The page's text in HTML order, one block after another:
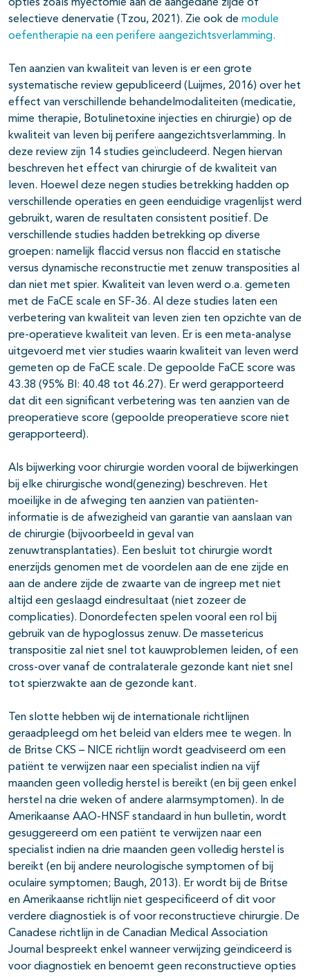
opties zoals myectomie aan de aangedane zijde of
selectieve denervatie (Tzou, 2021). Zie ook de module
oefentherapie na een perifere aangezichtsverlamming.
Ten aanzien van kwaliteit van leven is er een grote
systematische review gepubliceerd (Luijmes, 2016) over het
effect van verschillende behandelmodaliteiten (medicatie,
mime therapie, Botulinetoxine injecties en chirurgie) op de
kwaliteit van leven bij perifere aangezichtsverlamming. In
deze review zijn 14 studies geïncludeerd. Negen hiervan
beschreven het effect van chirurgie of de kwaliteit van
leven. Hoewel deze negen studies betrekking hadden op
verschillende operaties en geen eenduidige vragenlijst werd
gebruikt, waren de resultaten consistent positief. De
verschillende studies hadden betrekking op diverse
groepen: namelijk flaccid versus non flaccid en statische
versus dynamische reconstructie met zenuw transposities al
dan niet met spier. Kwaliteit van leven werd o.a. gemeten
met de FaCE scale en SF-36. Al deze studies laten een
verbetering van kwaliteit van leven zien ten opzichte van de
pre-operatieve kwaliteit van leven. Er is een meta-analyse
uitgevoerd met vier studies waarin kwaliteit van leven werd
gemeten op de FaCE scale. De gepoolde FaCE score was
43.38 (95% BI: 40.48 tot 46.27). Er werd gerapporteerd
dat dit een significant verbetering was ten aanzien van de
preoperatieve score (gepoolde preoperatieve score niet
gerapporteerd).
Als bijwerking voor chirurgie worden vooral de bijwerkingen
bij elke chirurgische wond(genezing) beschreven. Het
moeilijke in de afweging ten aanzien van patiënten-
informatie is de afwezigheid van garantie van aanslaan van
de chirurgie (bijvoorbeeld in geval van
zenuwtransplantaties). Een besluit tot chirurgie wordt
enerzijds genomen met de voordelen aan de ene zijde en
aan de andere zijde de zwaarte van de ingreep met niet
altijd een geslaagd eindresultaat (niet zozeer de
complicaties). Donordefecten spelen vooral een rol bij
gebruik van de hypoglossus zenuw. De massetericus
transpositie zal niet snel tot kauwproblemen leiden, of een
cross-over vanaf de contralaterale gezonde kant niet snel
tot spierzwakte aan de gezonde kant.
Ten slotte hebben wij de internationale richtlijnen
geraadpleegd om het beleid van elders mee te wegen. In
de Britse CKS – NICE richtlijn wordt geadviseerd om een
patiënt te verwijzen naar een specialist indien na vijf
maanden geen volledig herstel is bereikt (en bij geen enkel
herstel na drie weken of andere alarmsymptomen). In de
Amerikaanse AAO-HNSF standaard in hun bulletin, wordt
gesuggereerd om een patiënt te verwijzen naar een
specialist indien na drie maanden geen volledig herstel is
bereikt (en bij andere neurologische symptomen of bij
oculaire symptomen; Baugh, 2013). Er wordt bij de Britse
en Amerikaanse richtlijn niet gespecificeerd of dit voor
verdere diagnostiek is of voor reconstructieve chirurgie. De
Canadese richtlijn in de Canadian Medical Association
Journal bespreekt enkel wanneer verwijzing geïndiceerd is
voor diagnostiek en benoemt geen reconstructieve opties